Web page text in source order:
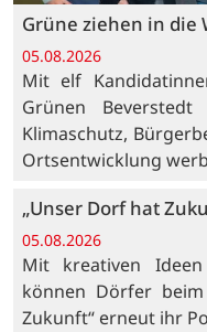
Grüne ziehen in die
05.08.2026
Mit elf
Grünen
Klimaschutz,
Ortsentwicklung
„Unser Dorf hat
05.08.2026
Mit kreativen
können Dörfer
Zukunft“ erneut ihr